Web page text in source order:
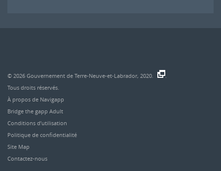
© 2026 Gouvernement de Terre-Neuve-et-Labrador, 2020.
Tous droits réservés.
À propos de Navigapp
Bridge the gapp Adult
Conditions d’utilisation
Politique de confidentialité
Site Map
Contactez-nous